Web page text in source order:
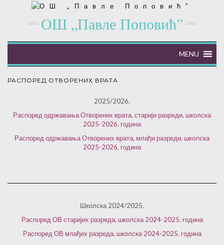
ОШ „Павле Поповић”
MENU
РАСПОРЕД ОТВОРЕНИХ ВРАТА
2025/2026.
Распоред одржавања Отворених врата, старији разреди, школска
2025-2026. година
Распоред одржавања Отворених врата, млађи разреди, школска
2025-2026. година
Школска 2024/2025.
Распоред ОВ старијих разреда, школска 2024-2025. година
Распоред ОВ млађих разреда, школска 2024-2025. година